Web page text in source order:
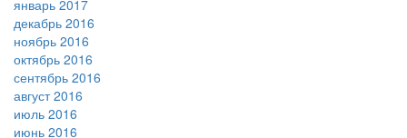
январь 2017
декабрь 2016
ноябрь 2016
октябрь 2016
сентябрь 2016
август 2016
июль 2016
июнь 2016